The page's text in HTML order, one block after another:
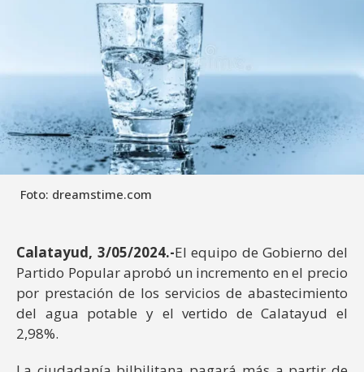
Foto: dreamstime.com
Calatayud, 3/05/2024.-El equipo de Gobierno del
Partido Popular aprobó un incremento en el precio
por prestación de los servicios de abastecimiento
del agua potable y el vertido de Calatayud el
2,98%.